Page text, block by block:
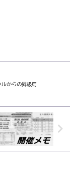
からの昇級馬